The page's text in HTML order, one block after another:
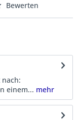
Bewerten
einem... mehr